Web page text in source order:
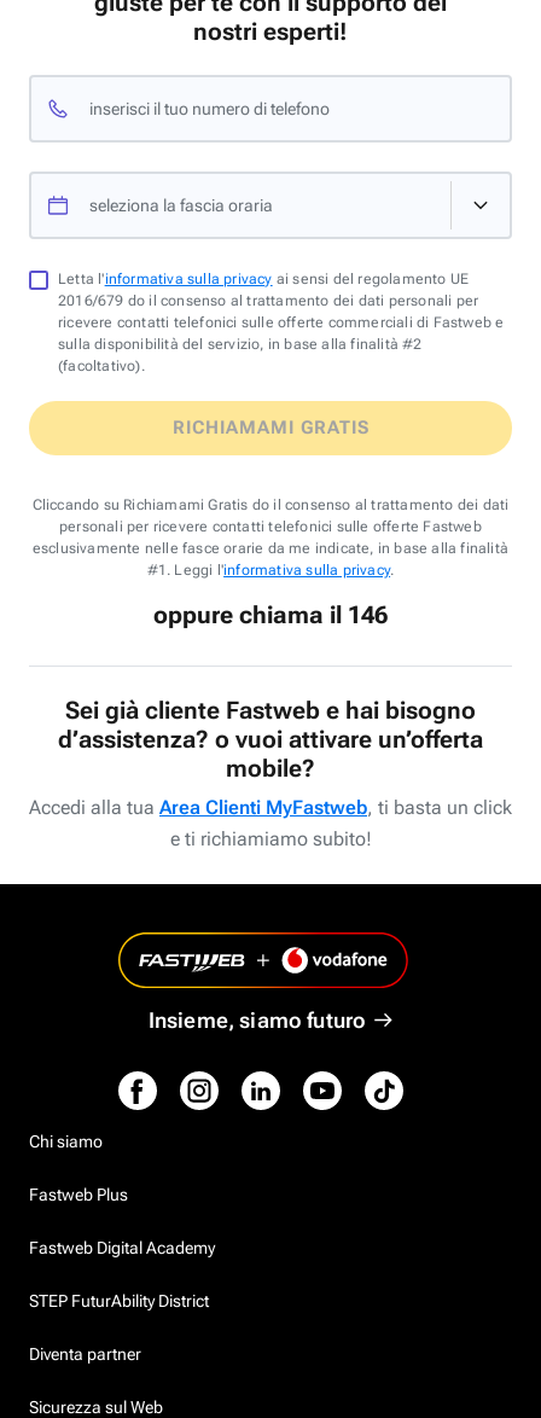
nostri esperti!
inserisci il tuo numero di telefono
seleziona la fascia oraria
Letta l'informativa sulla privacy ai sensi del regolamento UE
2016/679 do il consenso al trattamento dei dati personali per
ricevere contatti telefonici sulle offerte commerciali di Fastweb e
sulla disponibilità del servizio, in base alla finalità #2
(facoltativo).
RICHIAMAMI GRATIS
Cliccando su Richiamami Gratis do il consenso al trattamento dei dati
personali per ricevere contatti telefonici sulle offerte Fastweb
esclusivamente nelle fasce orarie da me indicate, in base alla finalità
#1. Leggi l'informativa sulla privacy.
oppure chiama il 146
Sei già cliente Fastweb e hai bisogno
d’assistenza? o vuoi attivare un’offerta
mobile?
Accedi alla tua Area Clienti MyFastweb, ti basta un click
e ti richiamiamo subito!
Insieme, siamo futuro
Chi siamo
Fastweb Plus
Fastweb Digital Academy
STEP FuturAbility District
Diventa partner
Sicurezza sul Web